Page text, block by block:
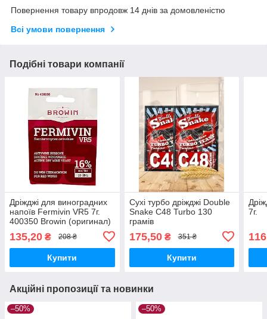
Повернення товару впродовж 14 днів за домовленістю
Всі умови повернення
Подібні товари компанії
Дріжджі для виноградних
напоїв Fermivin VR5 7г.
400350 Browin (оригинал)
135,20 ₴ 208 ₴
Купити
Сухі турбо дріжджі Double
Snake C48 Turbo 130
грамів
175,50₴ 351 ₴
Купити
7г.
Акційні пропозиції та новинки
–50% –50%